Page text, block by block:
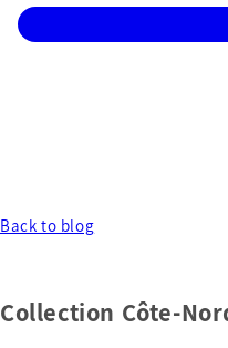
Back to blog
Collection Côte-